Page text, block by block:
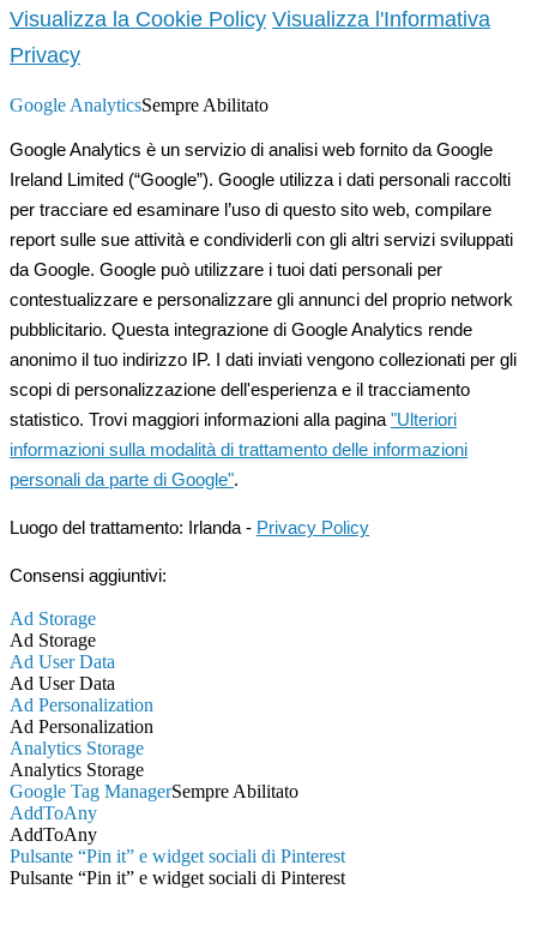
Visualizza la Cookie Policy Visualizza l'Informativa
Privacy
Google AnalyticsSempre Abilitato
Google Analytics è un servizio di analisi web fornito da Google
Ireland Limited (“Google”). Google utilizza i dati personali raccolti
per tracciare ed esaminare l’uso di questo sito web, compilare
report sulle sue attività e condividerli con gli altri servizi sviluppati
da Google. Google può utilizzare i tuoi dati personali per
contestualizzare e personalizzare gli annunci del proprio network
pubblicitario. Questa integrazione di Google Analytics rende
anonimo il tuo indirizzo IP. I dati inviati vengono collezionati per gli
scopi di personalizzazione dell'esperienza e il tracciamento
statistico. Trovi maggiori informazioni alla pagina"Ulteriori
informazioni sulla modalità di trattamento delle informazioni
personali da parte di Google".
Luogo del trattamento: Irlanda - Privacy Policy
Consensi aggiuntivi:
Ad Storage
Ad Storage
Ad User Data
Ad User Data
Ad Personalization
Ad Personalization
Analytics Storage
Analytics Storage
Google Tag ManagerSempre Abilitato
AddToAny
AddToAny
Pulsante “Pin it” e widget sociali di Pinterest
Pulsante “Pin it” e widget sociali di Pinterest